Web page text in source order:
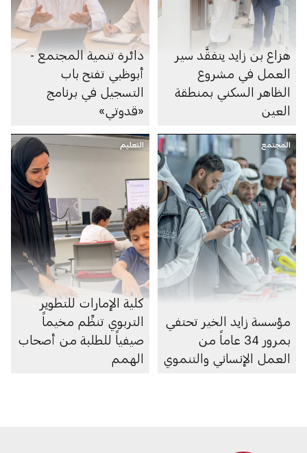
هزاع بن زايد يتفقَّد سير
العمل في مشروع
الظاهر السكني بمنطقة
العين
دائرة تنمية المجتمع -
أبوظبي تفتح باب
التسجيل في برنامج
«قدوتي»
المجتمع
مؤسسة زايد الخير تحتفي
بمرور 34 عاماً من
العمل الإنساني والتنموي
التعليم
كلية الإمارات للتطوير
التربوي تنظِّم مخيماً
صيفياً للطلبة من أصحاب
الهمم